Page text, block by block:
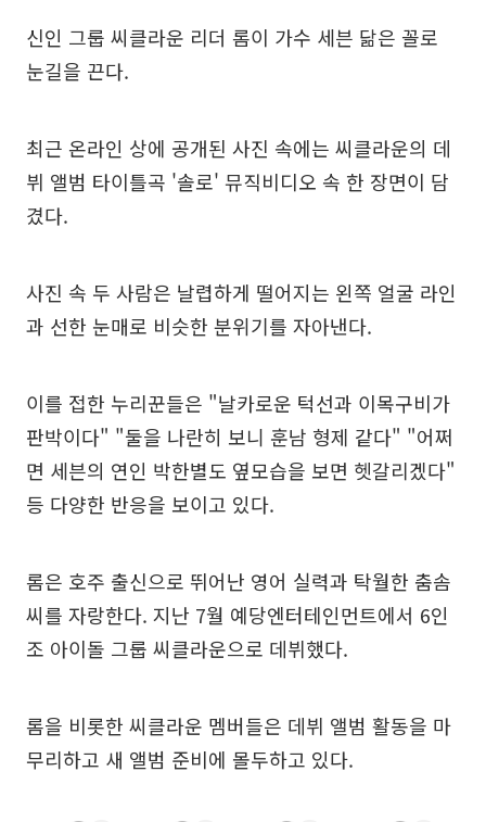
신인 그룹 씨클라운 리더 롬이 가수 세븐 닮은 꼴로
눈길을 끈다.
최근 온라인 상에 공개된 사진 속에는 씨클라운의 데
뷔 앨범 타이틀곡 '솔로' 뮤직비디오 속 한 장면이 담
겼다.
사진 속 두 사람은 날렵하게 떨어지는 왼쪽 얼굴 라인
과 선한 눈매로 비슷한 분위기를 자아낸다.
이를 접한 누리꾼들은 "날카로운 턱선과 이목구비가
판박이다" "둘을 나란히 보니 훈남 형제 같다" "어쩌
면 세븐의 연인 박한별도 옆모습을 보면 헷갈리겠다"
등 다양한 반응을 보이고 있다.
롬은 호주 출신으로 뛰어난 영어 실력과 탁월한 춤솜
씨를 자랑한다. 지난 7월 예당엔터테인먼트에서 6인
조 아이돌 그룹 씨클라운으로 데뷔했다.
롬을 비롯한 씨클라운 멤버들은 데뷔 앨범 활동을 마
무리하고 새 앨범 준비에 몰두하고 있다.